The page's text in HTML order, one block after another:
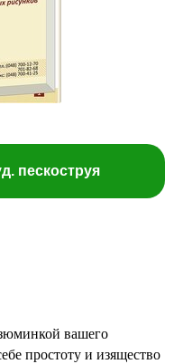
пескоструя
вашего
простоту и изящество